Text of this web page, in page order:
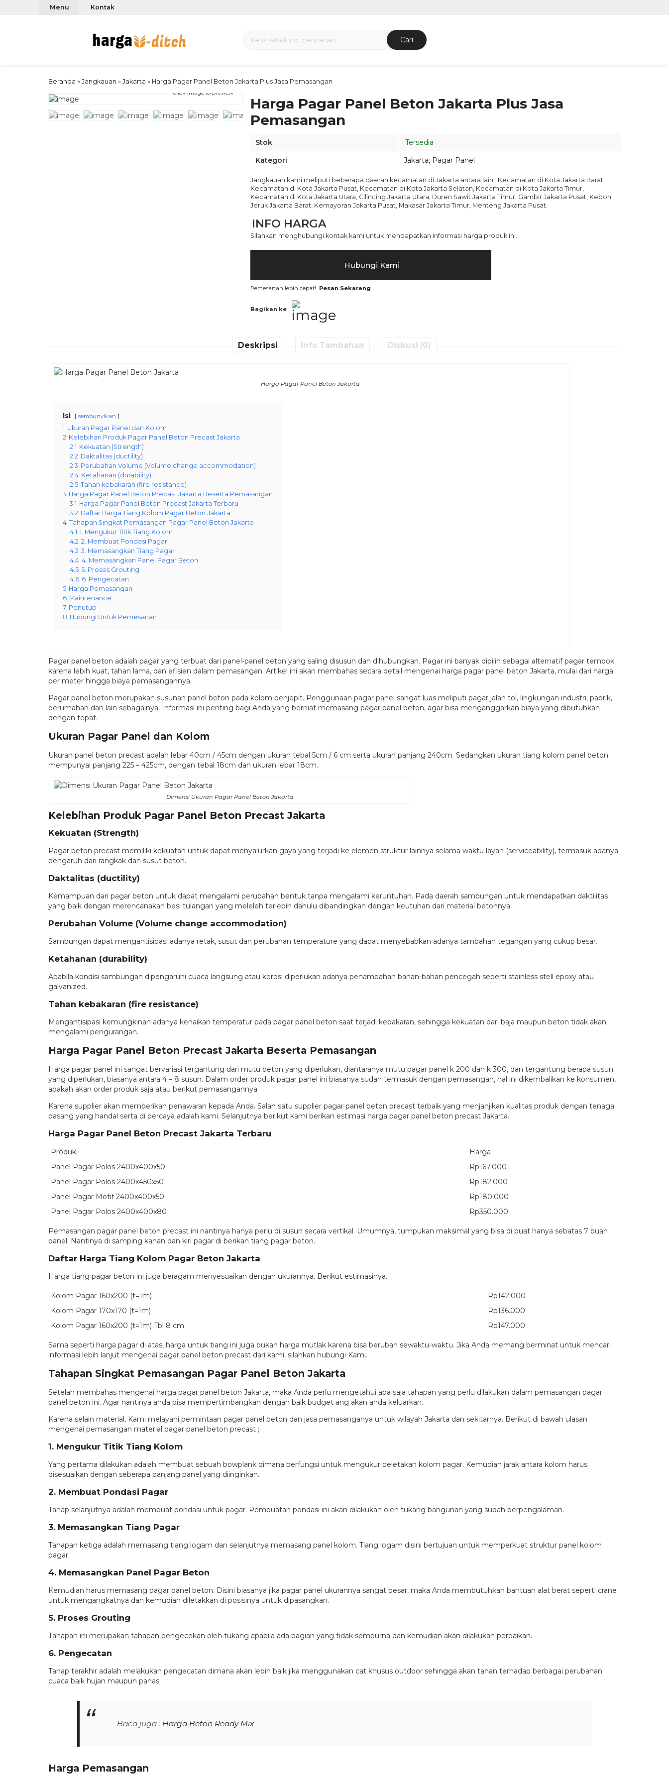
Menu Kontak
Cari
Beranda » Jangkauan » Jakarta » Harga Pagar Panel Beton Jakarta Plus Jasa Pemasangan
click image to preview
Harga Pagar Panel Beton Jakarta Plus Jasa
Pemasangan
Stok
Tersedia
Kategori
Jakarta, Pagar Panel
Jangkauan kami meliputi beberapa daerah kecamatan di Jakarta antara lain : Kecamatan di Kota Jakarta Barat‎,
Kecamatan di Kota Jakarta Pusat‎, Kecamatan di Kota Jakarta Selatan‎, Kecamatan di Kota Jakarta Timur,
Kecamatan di Kota Jakarta Utara, Cilincing Jakarta Utara, Duren Sawit Jakarta Timur, Gambir Jakarta Pusat, Kebon
Jeruk Jakarta Barat, Kemayoran Jakarta Pusat, Makasar Jakarta Timur, Menteng Jakarta Pusat.
INFO HARGA
Silahkan menghubungi kontak kami untuk mendapatkan informasi harga produk ini.
Hubungi Kami
Pemesanan lebih cepat! Pesan Sekarang
Bagikan ke
Deskripsi Info Tambahan Diskusi (0)
Harga Pagar Panel Beton Jakarta
Isi sembunyikan
1 Ukuran Pagar Panel dan Kolom
2 Kelebihan Produk Pagar Panel Beton Precast Jakarta
2.1 Kekuatan (Strength)
2.2 Daktalitas (ductility)
2.3 Perubahan Volume (Volume change accommodation)
2.4 Ketahanan (durability)
2.5 Tahan kebakaran (fire resistance)
3 Harga Pagar Panel Beton Precast Jakarta Beserta Pemasangan
3.1 Harga Pagar Panel Beton Precast Jakarta Terbaru
3.2 Daftar Harga Tiang Kolom Pagar Beton Jakarta
4 Tahapan Singkat Pemasangan Pagar Panel Beton Jakarta
4.1 1. Mengukur Titik Tiang Kolom
4.2 2. Membuat Pondasi Pagar
4.3 3. Memasangkan Tiang Pagar
4.4 4. Memasangkan Panel Pagar Beton
4.5 5. Proses Grouting
4.6 6. Pengecatan
5 Harga Pemasangan
6 Maintenance
7 Penutup
8 Hubungi Untuk Pemesanan
Pagar panel beton adalah pagar yang terbuat dari panel-panel beton yang saling disusun dan dihubungkan. Pagar ini banyak dipilih sebagai alternatif pagar tembok
karena lebih kuat, tahan lama, dan efisien dalam pemasangan. Artikel ini akan membahas secara detail mengenai harga pagar panel beton Jakarta, mulai dari harga
per meter hingga biaya pemasangannya.
Pagar panel beton merupakan susunan panel beton pada kolom penjepit. Penggunaan pagar panel sangat luas meliputi pagar jalan tol, lingkungan industri, pabrik,
perumahan dan lain sebagainya. Informasi ini penting bagi Anda yang berniat memasang pagar panel beton, agar bisa menganggarkan biaya yang dibutuhkan
dengan tepat.
Ukuran Pagar Panel dan Kolom
Ukuran panel beton precast adalah lebar 40cm / 45cm dengan ukuran tebal 5cm / 6 cm serta ukuran panjang 240cm. Sedangkan ukuran tiang kolom panel beton
mempunyai panjang 225 – 425cm, dengan tebal 18cm dan ukuran lebar 18cm.
Dimensi Ukuran Pagar Panel Beton Jakarta
Kelebihan Produk Pagar Panel Beton Precast Jakarta
Kekuatan (Strength)
Pagar beton precast memiliki kekuatan untuk dapat menyalurkan gaya yang terjadi ke elemen struktur lainnya selama waktu layan (serviceability), termasuk adanya
pengaruh dari rangkak dan susut beton.
Daktalitas (ductility)
Kemampuan dari pagar beton untuk dapat mengalami perubahan bentuk tanpa mengalami keruntuhan. Pada daerah sambungan untuk mendapatkan daktilitas
yang baik dengan merencanakan besi tulangan yang meleleh terlebih dahulu dibandingkan dengan keutuhan dari material betonnya.
Perubahan Volume (Volume change accommodation)
Sambungan dapat mengantisipasi adanya retak, susut dan perubahan temperature yang dapat menyebabkan adanya tambahan tegangan yang cukup besar.
Ketahanan (durability)
Apabila kondisi sambungan dipengaruhi cuaca langsung atau korosi diperlukan adanya penambahan bahan-bahan pencegah seperti stainless stell epoxy atau
galvanized.
Tahan kebakaran (fire resistance)
Mengantisipasi kemungkinan adanya kenaikan temperatur pada pagar panel beton saat terjadi kebakaran, sehingga kekuatan dari baja maupun beton tidak akan
mengalami pengurangan.
Harga Pagar Panel Beton Precast Jakarta Beserta Pemasangan
Harga pagar panel ini sangat bervariasi tergantung dari mutu beton yang diperlukan, diantaranya mutu pagar panel k 200 dan k 300, dan tergantung berapa susun
yang diperlukan, biasanya antara 4 – 8 susun. Dalam order produk pagar panel ini biasanya sudah termasuk dengan pemasangan, hal ini dikembalikan ke konsumen,
apakah akan order produk saja atau berikut pemasangannya.
Karena supplier akan memberikan penawaran kepada Anda. Salah satu supplier pagar panel beton precast terbaik yang menjanjikan kualitas produk dengan tenaga
pasang yang handal serta di percaya adalah kami. Selanjutnya berikut kami berikan estimasi harga pagar panel beton precast Jakarta.
Harga Pagar Panel Beton Precast Jakarta Terbaru
Produk
Harga
Panel Pagar Polos 2400x400x50
Rp167.000
Panel Pagar Polos 2400x450x50
Rp182.000
Panel Pagar Motif 2400x400x50
Rp180.000
Panel Pagar Polos 2400x400x80
Rp350.000
Pemasangan pagar panel beton precast ini nantinya hanya perlu di susun secara vertikal. Umumnya, tumpukan maksimal yang bisa di buat hanya sebatas 7 buah
panel. Nantinya di samping kanan dan kiri pagar di berikan tiang pagar beton.
Daftar Harga Tiang Kolom Pagar Beton Jakarta
Harga tiang pagar beton ini juga beragam menyesuaikan dengan ukurannya. Berikut estimasinya.
Kolom Pagar 160x200 (t=1m)
Rp142.000
Kolom Pagar 170x170 (t=1m)
Rp136.000
Kolom Pagar 160x200 (t=1m) Tbl 8 cm
Rp147.000
Sama seperti harga pagar di atas, harga untuk tiang ini juga bukan harga mutlak karena bisa berubah sewaktu-waktu. Jika Anda memang berminat untuk mencari
informasi lebih lanjut mengenai pagar panel beton precast dari kami, silahkan hubungi Kami.
Tahapan Singkat Pemasangan Pagar Panel Beton Jakarta
Setelah membahas mengenai harga pagar panel beton Jakarta, maka Anda perlu mengetahui apa saja tahapan yang perlu dilakukan dalam pemasangan pagar
panel beton ini. Agar nantinya anda bisa mempertimbangkan dengan baik budget ang akan anda keluarkan.
Karena selain material, Kami melayani permintaan pagar panel beton dan jasa pemasanganya untuk wilayah Jakarta dan sekitarnya. Berikut di bawah ulasan
mengenai pemasangan material pagar panel beton precast ;
1. Mengukur Titik Tiang Kolom
Yang pertama dilakukan adalah membuat sebuah bowplank dimana berfungsi untuk mengukur peletakan kolom pagar. Kemudian jarak antara kolom harus
disesuaikan dengan seberapa panjang panel yang diinginkan.
2. Membuat Pondasi Pagar
Tahap selanjutnya adalah membuat pondasi untuk pagar. Pembuatan pondasi ini akan dilakukan oleh tukang bangunan yang sudah berpengalaman.
3. Memasangkan Tiang Pagar
Tahapan ketiga adalah memasang tiang logam dan selanjutnya memasang panel kolom. Tiang logam disini bertujuan untuk memperkuat struktur panel kolom
pagar.
4. Memasangkan Panel Pagar Beton
Kemudian harus memasang pagar panel beton. Disini biasanya jika pagar panel ukurannya sangat besar, maka Anda membutuhkan bantuan alat berat seperti crane
untuk mengangkatnya dan kemudian diletakkan di posisinya untuk dipasangkan.
5. Proses Grouting
Tahapan ini merupakan tahapan pengecekan oleh tukang apabila ada bagian yang tidak sempurna dan kemudian akan dilakukan perbaikan.
6. Pengecatan
Tahap terakhir adalah melakukan pengecatan dimana akan lebih baik jika menggunakan cat khusus outdoor sehingga akan tahan terhadap berbagai perubahan
cuaca baik hujan maupun panas.
Baca juga : Harga Beton Ready Mix
Harga Pemasangan